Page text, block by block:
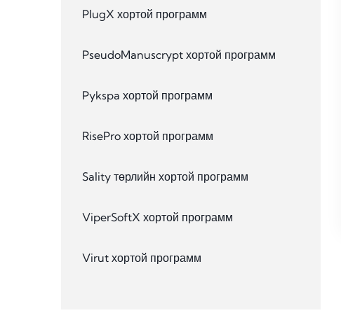
PlugX хортой программ
PseudoManuscrypt хортой программ
Pykspa хортой программ
RisePro хортой программ
Sality төрлийн хортой программ
ViperSoftX хортой программ
Virut хортой программ